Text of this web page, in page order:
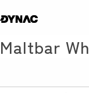
Maltbar